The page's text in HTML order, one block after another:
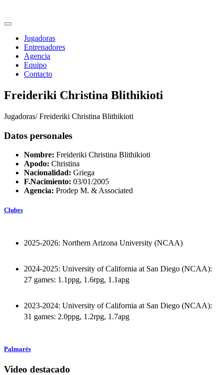
Jugadoras
Entrenadores
Agencia
Equipo
Contacto
Freideriki Christina Blithikioti
Jugadoras/Freideriki Christina Blithikioti
Datos personales
Nombre: Freideriki Christina Blithikioti
Apodo: Christina
Nacionalidad: Griega
F.Nacimiento: 03/01/2005
Agencia: Prodep M. & Associated
Clubes
2023-2024: University of California at San Diego (NCAA):
31 games: 2.0ppg, 1.2rpg, 1.7apg
2024-2025: University of California at San Diego (NCAA):
27 games: 1.1ppg, 1.6rpg, 1.1apg
2025-2026: Northern Arizona University (NCAA)
Palmarés
Video destacado